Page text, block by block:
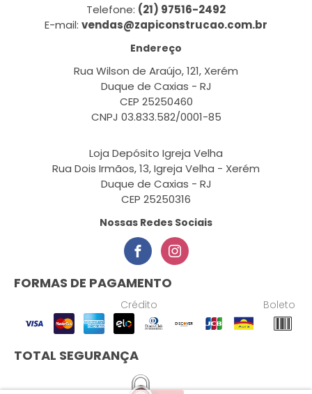
Telefone: (21) 97516-2492
E-mail: vendas@zapiconstrucao.com.br
Endereço
Rua Wilson de Araújo, 121, Xerém
Duque de Caxias - RJ
CEP 25250460
CNPJ 03.833.582/0001-85
Loja Depósito Igreja Velha
Rua Dois Irmãos, 13, Igreja Velha - Xerém
Duque de Caxias - RJ
CEP 25250316
Nossas Redes Sociais
FORMAS DE PAGAMENTO
Crédito Boleto
TOTAL SEGURANÇA